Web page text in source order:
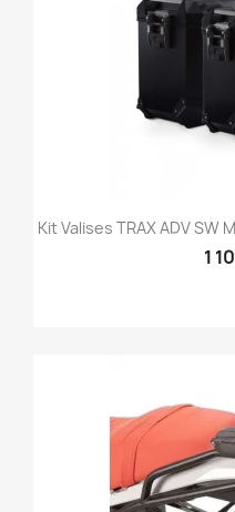
Kit Valises TRAX ADV SW
1